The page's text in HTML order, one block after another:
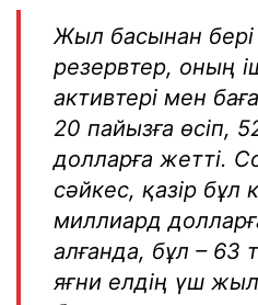
Жыл басынан
резервтер, оның
активтері мен
20 пайызға өсіп,
долларға жетті.
сәйкес, қазір бұл
миллиард
алғанда, бұл – 63
яғни елдің үш